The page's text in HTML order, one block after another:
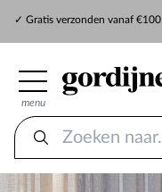
✓ Gratis verzonden vanaf €100
menu